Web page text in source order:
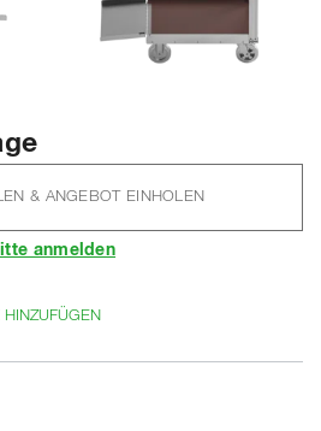
& ANGEBOT EINHOLEN
anmelden